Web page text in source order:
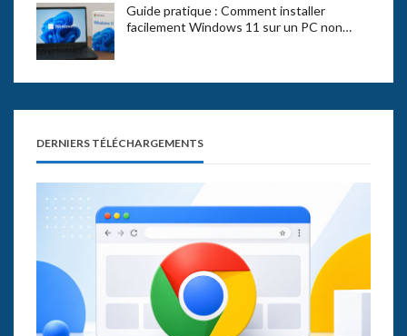
Guide pratique : Comment installer
facilement Windows 11 sur un PC non…
DERNIERS TÉLÉCHARGEMENTS